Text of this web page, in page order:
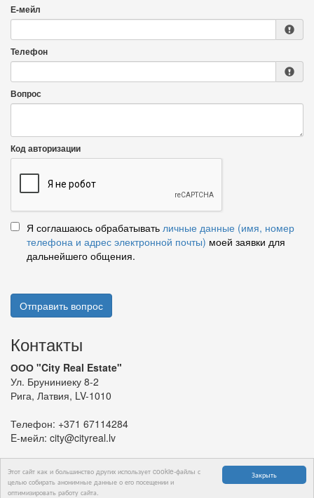
Закрыть
Этот сайт как и большинство других использует cookie-файлы с
целью собирать анонимные данные о его посещении и
оптимизировать работу сайта.
Е-мейл
Телефон
Вопрос
Код авторизации
Я соглашаюсь обрабатывать личные данные (имя, номер
телефона и адрес электронной почты) моей заявки для
дальнейшего общения.
Отправить вопрос
Контакты
ООО "City Real Estate"
Ул. Бруниниеку 8-2
Рига, Латвия, LV-1010
Телефон: +371 67114284
E-мейл: city@cityreal.lv
© 2024 ООО "City Real Estate"